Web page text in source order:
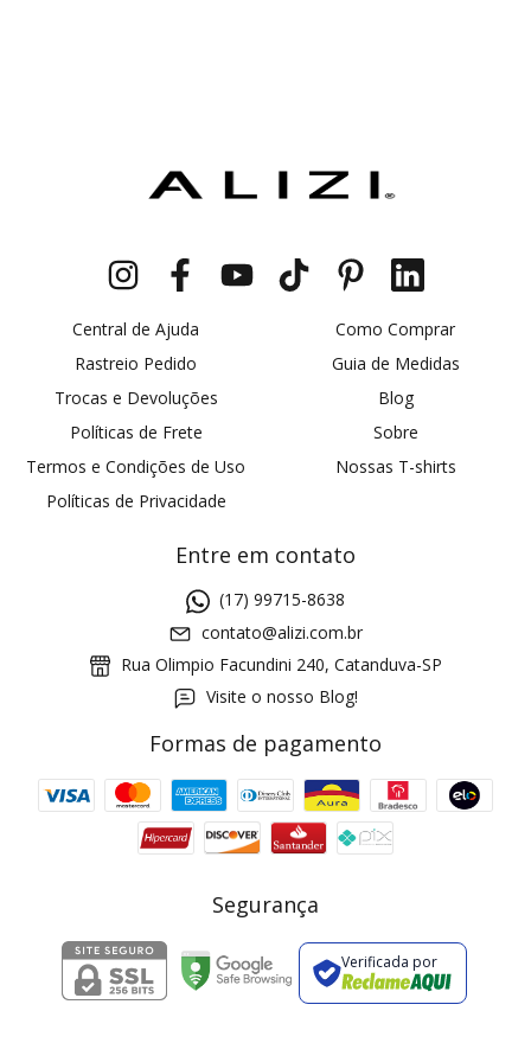
Central de Ajuda
Rastreio Pedido
Trocas e Devoluções
Políticas de Frete
Termos e Condições de Uso
Políticas de Privacidade
Como Comprar
Guia de Medidas
Blog
Sobre
Nossas T-shirts
Entre em contato
(17) 99715-8638
contato@alizi.com.br
Rua Olimpio Facundini 240, Catanduva-SP
Visite o nosso Blog!
Formas de pagamento
Segurança
Verificada por
Cupom 1a compra: GANHE5
2 pecas 7% OFF